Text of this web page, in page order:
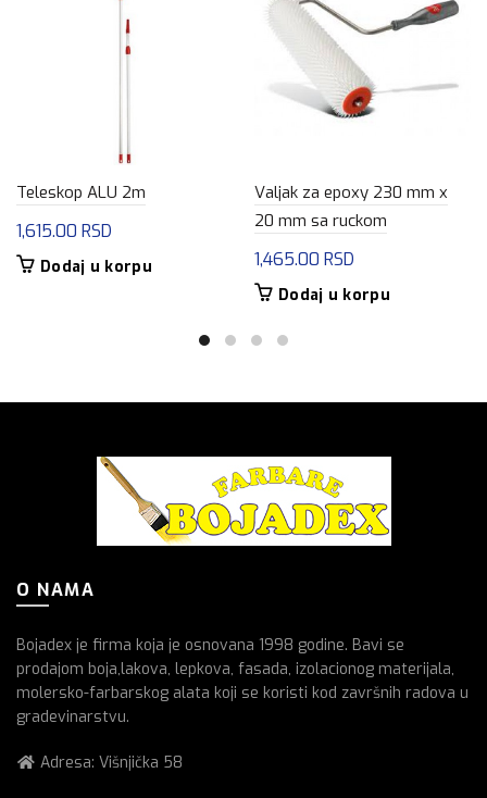
Teleskop ALU 2m
1,615.00 RSD
Dodaj u korpu
Valjak za epoxy 230 mm x
20 mm sa ruckom
1,465.00 RSD
Dodaj u korpu
O NAMA
Bojadex je firma koja je osnovana 1998 godine. Bavi se
prodajom boja,lakova, lepkova, fasada, izolacionog materijala,
molersko-farbarskog alata koji se koristi kod završnih radova u
gradevinarstvu.
Adresa: Višnjička 58